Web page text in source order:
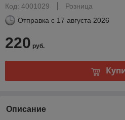
Код: 4001029
Розница
Отправка с 17 августа 2026
220 руб.
Описание